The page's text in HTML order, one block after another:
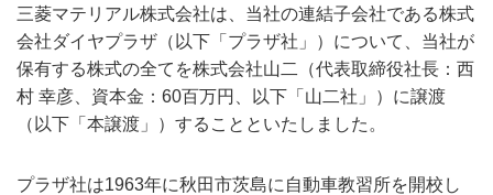
三菱マテリアル株式会社は、当社の連結子会社である株式
会社ダイヤプラザ（以下「プラザ社」）について、当社が
保有する株式の全てを株式会社山二（代表取締役社長：西
村 幸彦、資本金：60百万円、以下「山二社」）に譲渡
（以下「本譲渡」）することといたしました。
プラザ社は1963年に秋田市茨島に自動車教習所を開校し